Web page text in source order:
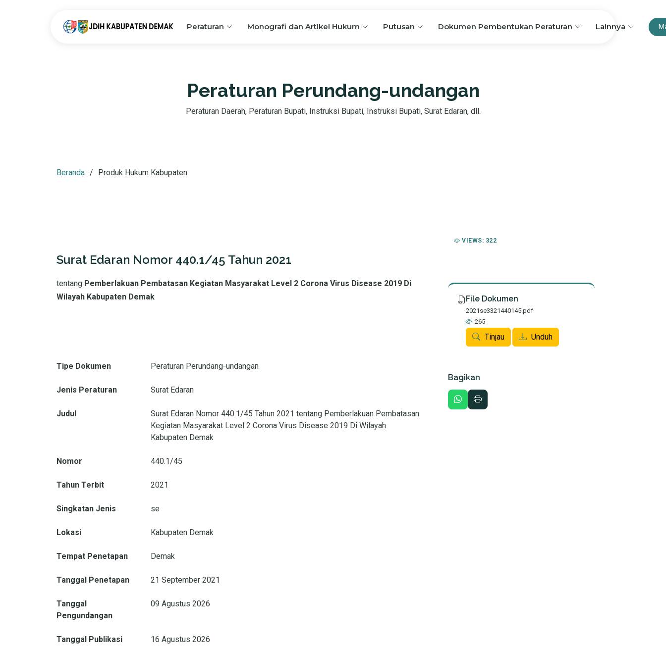
Peraturan Monografi dan Artikel Hukum Putusan Dokumen Pembentukan Peraturan Lainnya
Peraturan Perundang-undangan
Peraturan Daerah, Peraturan Bupati, Instruksi Bupati, Instruksi Bupati, Surat Edaran, dll.
Beranda Produk Hukum Kabupaten
Surat Edaran Nomor 440.1/45 Tahun 2021
tentang Pemberlakuan Pembatasan Kegiatan Masyarakat Level 2 Corona Virus Disease 2019 Di
Wilayah Kabupaten Demak
Tipe Dokumen Peraturan Perundang-undangan
Jenis Peraturan Surat Edaran
Judul
Surat Edaran Nomor 440.1/45 Tahun 2021 tentang Pemberlakuan Pembatasan
Kegiatan Masyarakat Level 2 Corona Virus Disease 2019 Di Wilayah
Kabupaten Demak
Nomor 440.1/45
Tahun Terbit 2021
Singkatan Jenis se
Lokasi Kabupaten Demak
Tempat Penetapan Demak
Tanggal Penetapan 21 September 2021
Tanggal
Pengundangan
09 Agustus 2026
Tanggal Publikasi 16 Agustus 2026
VIEWS: 322
File Dokumen
2021se3321440145.pdf
265
Tinjau Unduh
Bagikan